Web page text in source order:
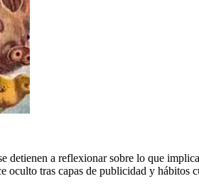
a reflexionar sobre lo que
oculto tras capas de publicidad y hábitos